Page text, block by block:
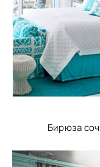
Бирюза